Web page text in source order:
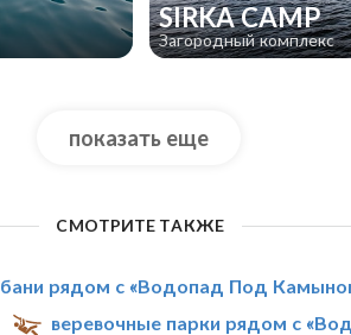
SIRKA CAMP
Загородный комплекс
показать еще
СМОТРИТЕ ТАКЖЕ
бани рядом с «Водопад Под
веревочные парки рядом с